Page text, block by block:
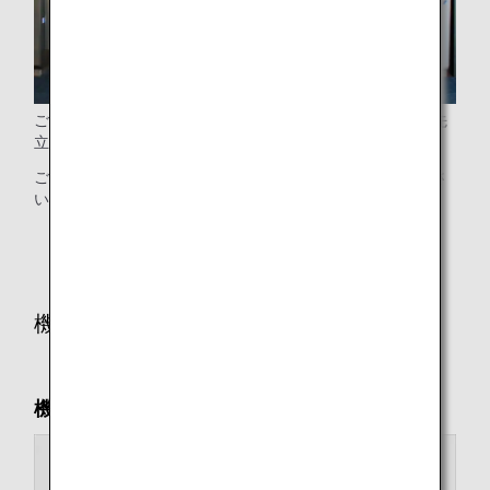
ご高齢で、お手伝いの必要なお客様は、その他のお客様に先
立って搭乗のご案内をいたします。
ご希望のお客様は、お早めに搭乗口係員までお知らせくださ
い。
機内で
機内用車いす貸し出し